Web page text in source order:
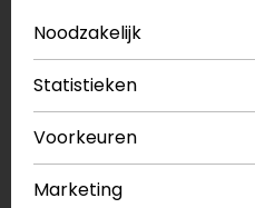
Vestiging Apeldoorn
Vestiging Breda
Vestiging Capelle a/d IJssel
Noodzakelijk
Statistieken
Voorkeuren
Marketing